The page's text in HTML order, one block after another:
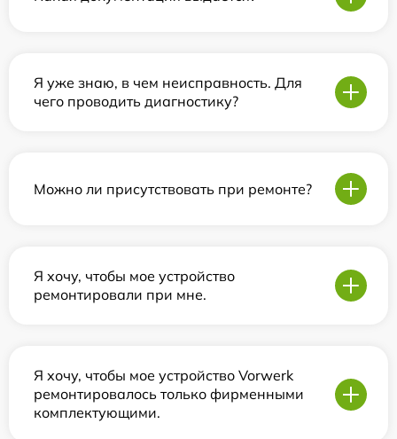
Я уже знаю, в чем неисправность. Для
чего проводить диагностику?
Можно ли присутствовать при ремонте?
Я хочу, чтобы мое устройство
ремонтировали при мне.
Я хочу, чтобы мое устройство Vorwerk
ремонтировалось только фирменными
комплектующими.